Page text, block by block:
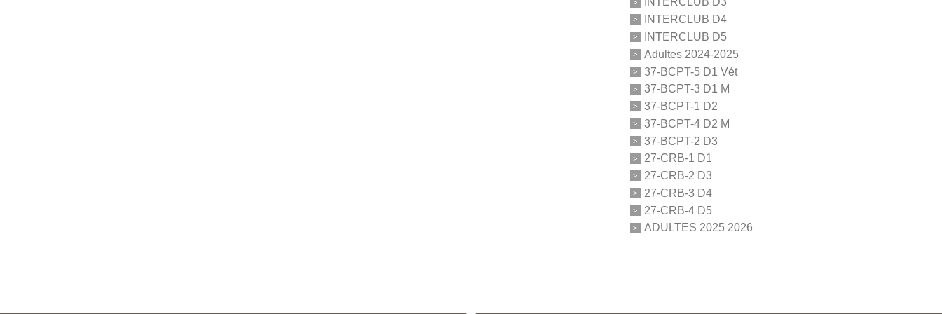
INTERCLUB D4
INTERCLUB D5
Adultes 2024-2025
37-BCPT-5 D1 Vét
37-BCPT-3 D1 M
37-BCPT-1 D2
37-BCPT-4 D2 M
37-BCPT-2 D3
27-CRB-1 D1
27-CRB-2 D3
27-CRB-3 D4
27-CRB-4 D5
ADULTES 2025 2026